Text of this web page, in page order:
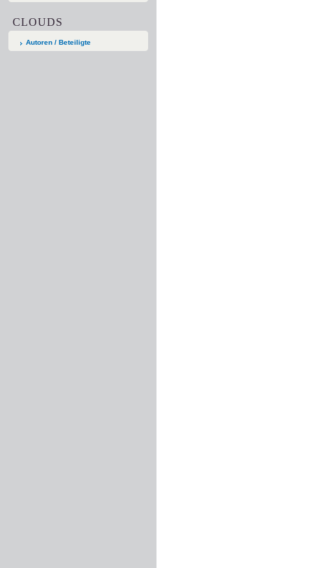
CLOUDS
Autoren / Beteiligte